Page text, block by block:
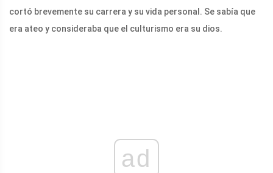
cortó brevemente su carrera y su vida personal. Se sabía que
era ateo y consideraba que el culturismo era su dios.
ad